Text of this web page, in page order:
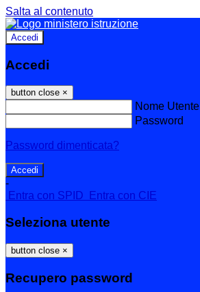
Salta al contenuto
Accedi
Accedi
button close ×
Nome Utente
Password
Password dimenticata?
-
Entra con SPID
Entra con CIE
Seleziona utente
button close ×
Recupero password